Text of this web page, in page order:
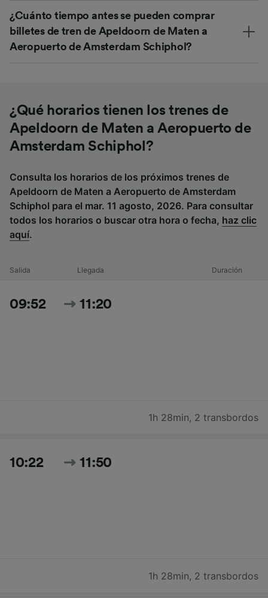
¿Cuánto tiempo antes se pueden comprar
billetes de tren de Apeldoorn de Maten a
Aeropuerto de Amsterdam Schiphol?
¿Qué horarios tienen los trenes de
Apeldoorn de Maten a Aeropuerto de
Amsterdam Schiphol?
Consulta los horarios de los próximos trenes de
Apeldoorn de Maten a Aeropuerto de Amsterdam
Schiphol para el mar. 11 agosto, 2026. Para consultar
todos los horarios o buscar otra hora o fecha, haz clic
aquí.
Salida Llegada Duración
09:52 11:20
1h 28min, 2 transbordos
10:22 11:50
1h 28min, 2 transbordos